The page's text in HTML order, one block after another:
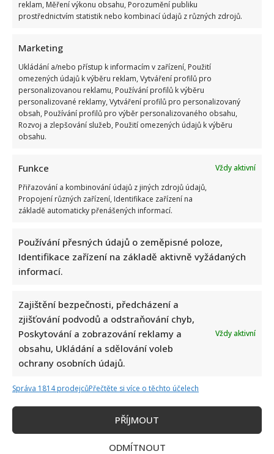
reklam, Měření výkonu obsahu, Porozumění publiku
prostřednictvím statistik nebo kombinací údajů z různých zdrojů.
Marketing
Ukládání a/nebo přístup k informacím v zařízení, Použití
omezených údajů k výběru reklam, Vytváření profilů pro
personalizovanou reklamu, Používání profilů k výběru
personalizované reklamy, Vytváření profilů pro personalizovaný
obsah, Používání profilů pro výběr personalizovaného obsahu,
Rozvoj a zlepšování služeb, Použití omezených údajů k výběru
obsahu.
Funkce
Vždy aktivní
Přiřazování a kombinování údajů z jiných zdrojů údajů,
Propojení různých zařízení, Identifikace zařízení na
základě automaticky přenášených informací.
Používání přesných údajů o zeměpisné poloze,
Identifikace zařízení na základě aktivně vyžádaných
informací.
Zajištění bezpečnosti, předcházení a
zjišťování podvodů a odstraňování chyb,
Poskytování a zobrazování reklamy a
obsahu, Ukládání a sdělování voleb
ochrany osobních údajů.
Vždy aktivní
Správa 1814 prodejcůPřečtěte si více o těchto účelech
PŘÍJMOUT
ODMÍTNOUT